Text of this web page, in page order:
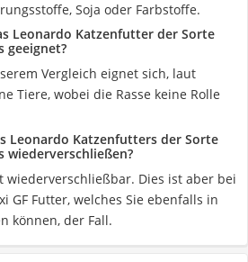
Soja oder Farbstoffe.
Leonardo Katzenfutter der Sorte
geeignet?
Vergleich eignet sich, laut
Tiere, wobei die Rasse keine Rolle
Leonardo Katzenfutters der Sorte
wiederverschließen?
wiederverschließbar. Dies ist aber bei
GF Futter, welches Sie ebenfalls in
können, der Fall.